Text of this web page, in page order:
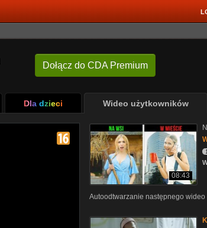
Dołącz do CDA Premium
Dla dzieci Wideo użytkowników
08:43
Autoodtwarzanie następnego wideo